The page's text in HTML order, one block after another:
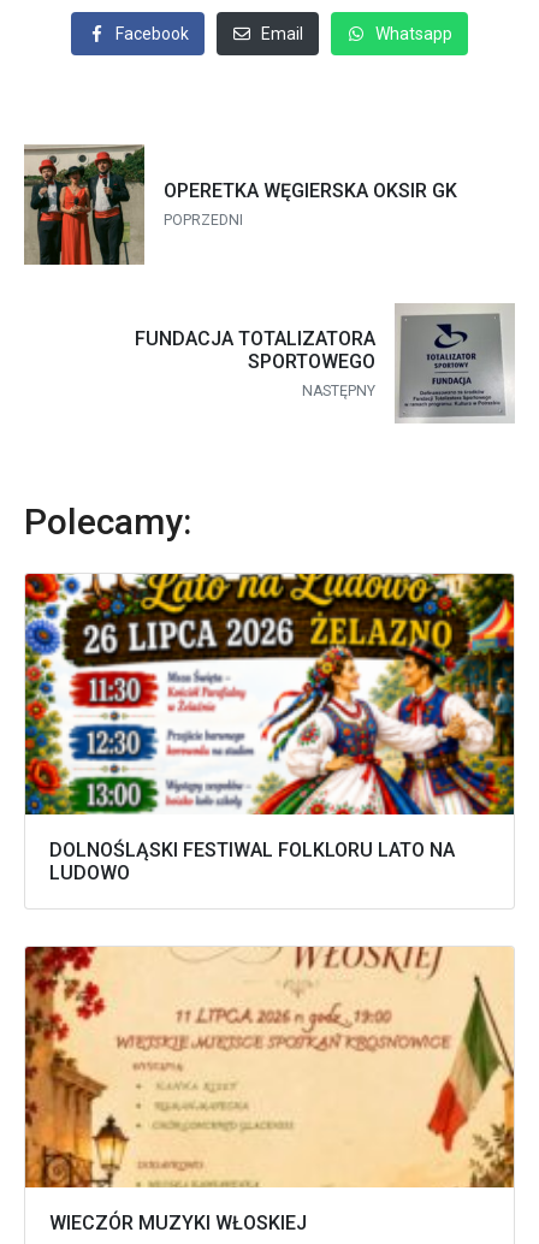
Facebook Email Whatsapp
OPERETKA WĘGIERSKA OKSIR GK
POPRZEDNI
FUNDACJA TOTALIZATORA
SPORTOWEGO
NASTĘPNY
Polecamy:
DOLNOŚLĄSKI FESTIWAL FOLKLORU LATO NA
LUDOWO
WIECZÓR MUZYKI WŁOSKIEJ